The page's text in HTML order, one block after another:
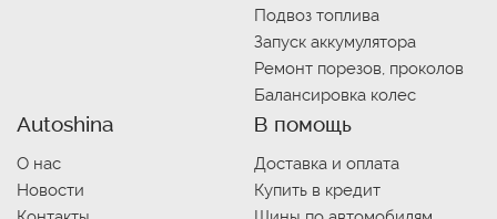
Подвоз топлива
Запуск аккумулятора
Ремонт порезов, проколов
Балансировка колес
Autoshina
О нас
Новости
В помощь
Доставка и оплата
Купить в кредит